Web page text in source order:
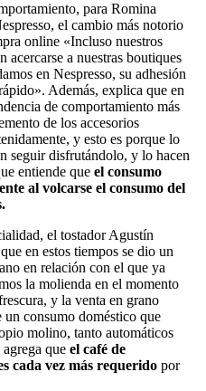
para Romina
el cambio más notorio
online «Incluso nuestros
acercarse a nuestras boutiques
en Nespresso, su adhesión
Además, explica que en
de comportamiento más
de los accesorios
y esto es porque lo
seguir disfrutándolo, y lo hacen
entiende que el consumo
al volcarse el consumo del
el tostador Agustín
en estos tiempos se dio un
en relación con el que ya
la molienda en el momento
y la venta en grano
un consumo doméstico que
molino, tanto automáticos
que el café de
cada vez más requerido por